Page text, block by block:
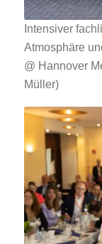
Intensiver
Atmosphäre
@ Hannover
Müller)